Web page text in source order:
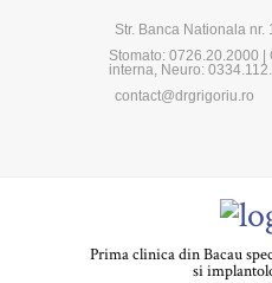
Str. Banca Nationala nr.
Stomato: 0726.20.2000
interna, Neuro:
contact@drgrigoriu.ro
Prima clinica din Bacau
si